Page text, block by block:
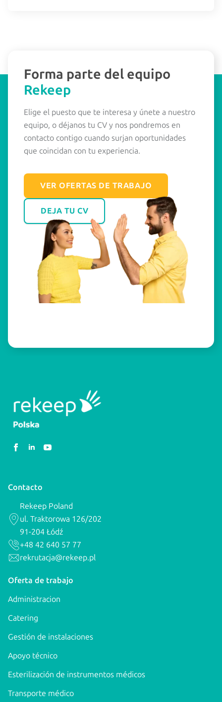
Forma parte del equipo
Rekeep
Elige el puesto que te interesa y únete a nuestro
equipo, o déjanos tu CV y ​​nos pondremos en
contacto contigo cuando surjan oportunidades
que coincidan con tu experiencia.
VER OFERTAS DE TRABAJO
DEJA TU CV
Contacto
Rekeep Poland
ul. Traktorowa 126/202
91-204 Łódź
+48 42 640 57 77
rekrutacja@rekeep.pl
Oferta de trabajo
Administracion
Catering
Gestión de instalaciones
Apoyo técnico
Esterilización de instrumentos médicos
Transporte médico